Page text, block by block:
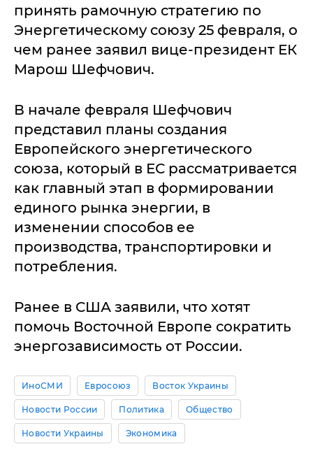
принять рамочную стратегию по
Энергетическому союзу 25 февраля, о
чем ранее заявил вице-президент ЕК
Марош Шефчович.
В начале февраля Шефчович
представил планы создания
Европейского энергетического
союза, который в ЕС рассматривается
как главный этап в формировании
единого рынка энергии, в
изменении способов ее
производства, транспортировки и
потребления.
Ранее в США заявили, что хотят
помочь Восточной Европе сократить
энергозависимость от России.
ИноСМИ Евросоюз Восток Украины
Новости России Политика Общество
Новости Украины Экономика